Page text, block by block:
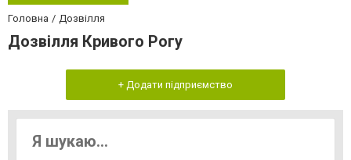
Головна Дозвілля
Дозвілля Кривого Рогу
+ Додати підприємство